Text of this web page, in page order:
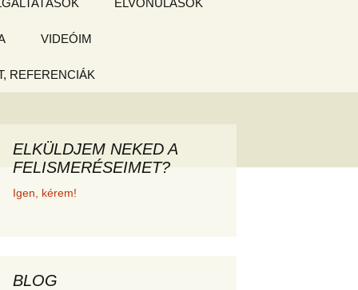
BOLT
ELVONULÁSOK
VIDEÓIM
REFERENCIÁK
az új
és
ELKÜLDJEM NEKED A
FELISMERÉSEIMET?
Igen, kérem!
BLOG